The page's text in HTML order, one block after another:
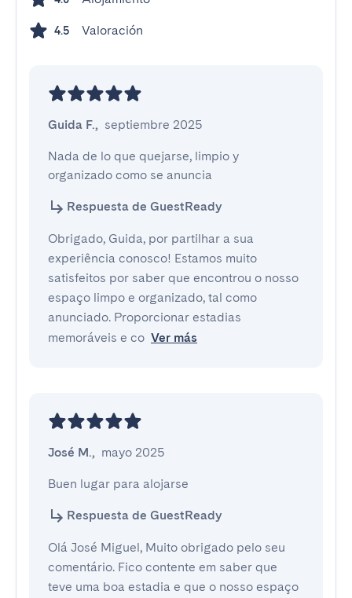
4.5 Valoración
Guida F., septiembre 2025
Nada de lo que quejarse, limpio y
organizado como se anuncia
Respuesta de GuestReady
Obrigado, Guida, por partilhar a sua
experiência conosco! Estamos muito
satisfeitos por saber que encontrou o nosso
espaço limpo e organizado, tal como
anunciado. Proporcionar estadias
memoráveis e co Ver más
José M., mayo 2025
Buen lugar para alojarse
Respuesta de GuestReady
Olá José Miguel, Muito obrigado pelo seu
comentário. Fico contente em saber que
teve uma boa estadia e que o nosso espaço